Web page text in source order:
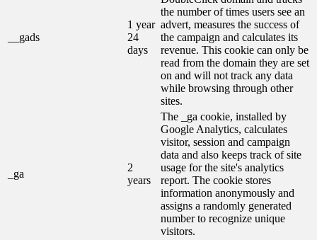
__gads
1 year
24
days
the number of times users see an
advert, measures the success of
the campaign and calculates its
revenue. This cookie can only be
read from the domain they are set
on and will not track any data
while browsing through other
sites.
_ga
2
years
The _ga cookie, installed by
Google Analytics, calculates
visitor, session and campaign
data and also keeps track of site
usage for the site's analytics
report. The cookie stores
information anonymously and
assigns a randomly generated
number to recognize unique
visitors.